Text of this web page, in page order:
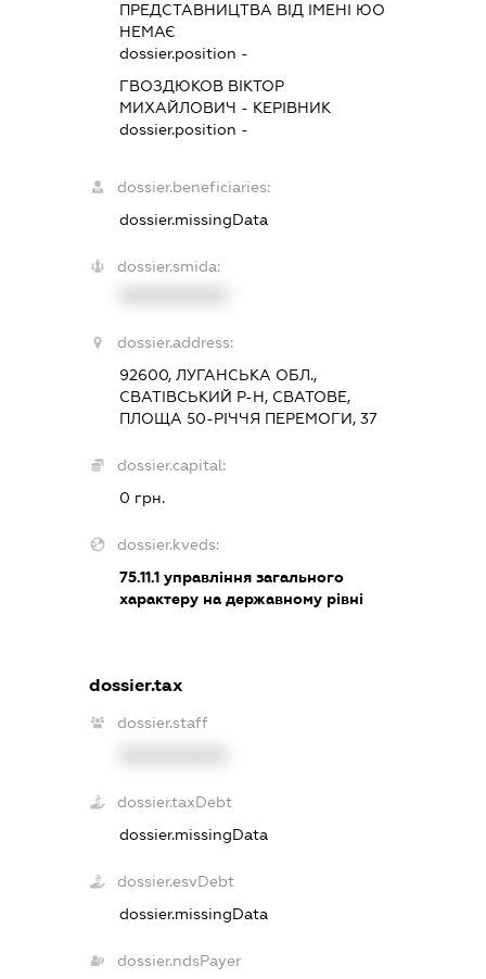
ПРЕДСТАВНИЦТВА ВІД ІМЕНІ ЮО
НЕМАЄ
dossier.position -
ГВОЗДЮКОВ ВІКТОР
МИХАЙЛОВИЧ - КЕРІВНИК
dossier.position -
dossier.beneficiaries:
dossier.missingData
dossier.smida:
dossier.address:
92600, ЛУГАНСЬКА ОБЛ.,
СВАТІВСЬКИЙ Р-Н, СВАТОВЕ,
ПЛОЩА 50-РІЧЧЯ ПЕРЕМОГИ, 37
dossier.capital:
0 грн.
dossier.kveds:
75.11.1 управління загального
характеру на державному рівні
dossier.tax
dossier.staff
dossier.taxDebt
dossier.missingData
dossier.esvDebt
dossier.missingData
dossier.ndsPayer